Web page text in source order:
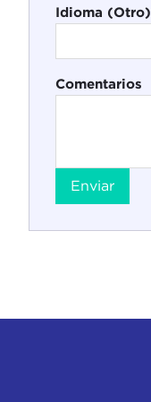
Idioma (Otro)
Comentarios
Enviar